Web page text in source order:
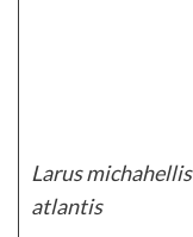
Larus michahellis
atlantis